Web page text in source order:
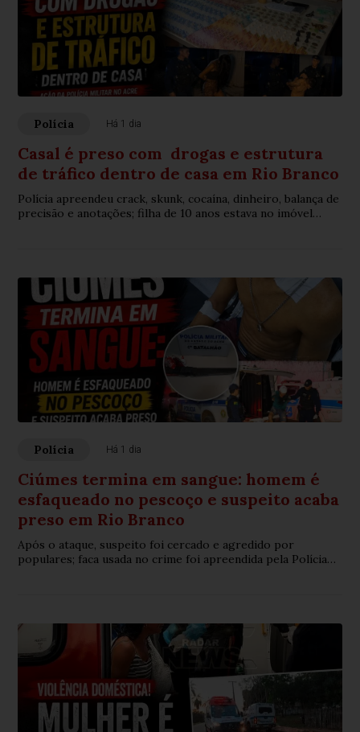
Polícia Há 1 dia
Casal é preso com drogas e estrutura
de tráfico dentro de casa em Rio Branco
Polícia apreendeu crack, skunk, cocaína, dinheiro, balança de
precisão e anotações; filha de 10 anos estava no imóvel
Polícia Há 1 dia
Ciúmes termina em sangue: homem é
esfaqueado no pescoço e suspeito acaba
preso em Rio Branco
Após o ataque, suspeito foi cercado e agredido por
populares; faca usada no crime foi apreendida pela Polícia